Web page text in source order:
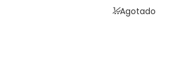
$175.00. $150.00.
price
price
Agotado